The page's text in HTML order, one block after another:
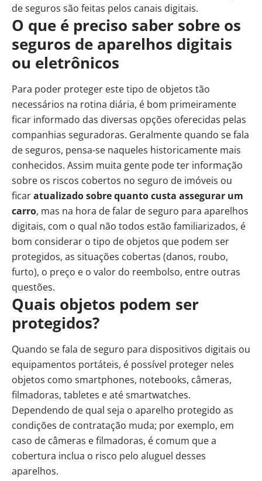
de seguros são feitas pelos canais digitais.
O que é preciso saber sobre os
seguros de aparelhos digitais
ou eletrônicos
Para poder proteger este tipo de objetos tão
necessários na rotina diária, é bom primeiramente
ficar informado das diversas opções oferecidas pelas
companhias seguradoras. Geralmente quando se fala
de seguros, pensa-se naqueles historicamente mais
conhecidos. Assim muita gente pode ter informação
sobre os riscos cobertos no seguro de imóveis ou
ficaratualizado sobre quanto custa assegurar um
carro, mas na hora de falar de seguro para aparelhos
digitais, com o qual não todos estão familiarizados, é
bom considerar o tipo de objetos que podem ser
protegidos, as situações cobertas (danos, roubo,
furto), o preço e o valor do reembolso, entre outras
questões.
Quais objetos podem ser
protegidos?
Quando se fala de seguro para dispositivos digitais ou
equipamentos portáteis, é possível proteger neles
objetos como smartphones, notebooks, câmeras,
filmadoras, tabletes e até smartwatches.
Dependendo de qual seja o aparelho protegido as
condições de contratação muda; por exemplo, em
caso de câmeras e filmadoras, é comum que a
cobertura inclua o risco pelo aluguel desses
aparelhos.